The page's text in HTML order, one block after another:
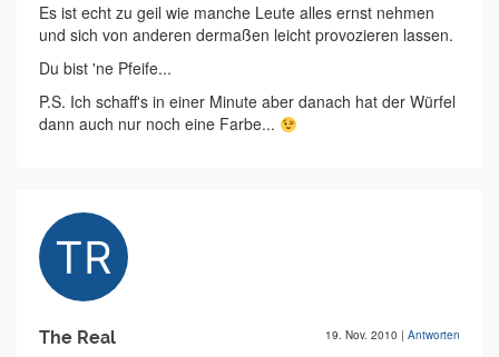
Es ist echt zu geil wie manche Leute alles ernst nehmen
und sich von anderen dermaßen leicht provozieren lassen.
Du bist 'ne Pfeife...
P.S. Ich schaff's in einer Minute aber danach hat der Würfel
dann auch nur noch eine Farbe...
The Real 19. Nov. 2010 | Antworten